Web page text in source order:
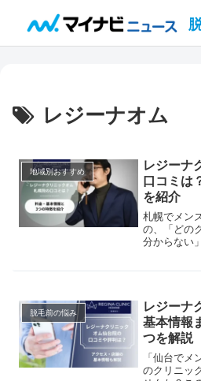
レジーナオム
地域別おすすめ
レジーナ
口コミは
を紹介
札幌でメン
の、「どの
分からない
記事では
参考にして
脱毛前の悩み
レジーナ
基本情報
つを解説
「仙台でメ
のクリニッ